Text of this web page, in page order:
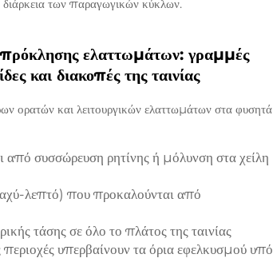
διάρκεια των παραγωγικών κύκλων.
ελαττωμάτων: γραμμές
και διακοπές της ταινίας
ορατών και λειτουργικών ελαττωμάτων στα φυσητά
συσσώρευση ρητίνης ή μόλυνση στα χείλη
λεπτό) που προκαλούνται από
τάσης σε όλο το πλάτος της ταινίας
περιοχές υπερβαίνουν τα όρια εφελκυσμού υπό